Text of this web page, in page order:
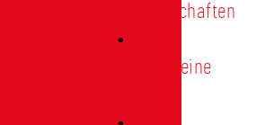
Tischgemeinschaften
Allgemeine